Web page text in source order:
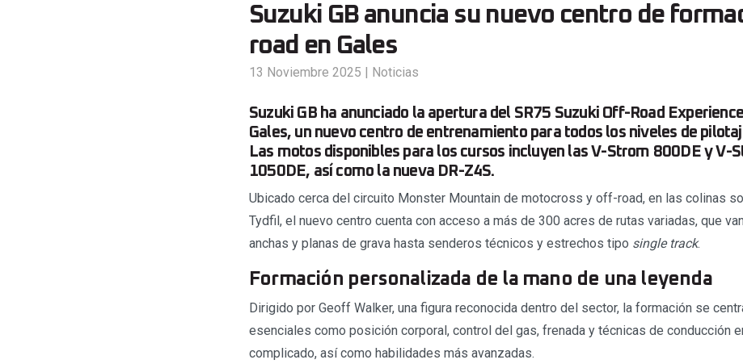
Suzuki GB anuncia su nuevo centro de
road en Gales
13 Noviembre 2025 | Noticias
Suzuki GB ha anunciado la apertura del SR75 Suzuki Off-Road
Gales, un nuevo centro de entrenamiento para todos los niveles de
Las motos disponibles para los cursos incluyen las V-Strom 800DE y V-
1050DE, así como la nueva DR-Z4S.
Ubicado cerca del circuito Monster Mountain de motocross y off-road, en las colinas
Tydfil, el nuevo centro cuenta con acceso a más de 300 acres de rutas variadas, que
anchas y planas de grava hasta senderos técnicos y estrechos tipo single track.
Formación personalizada de la mano de una leyenda
Dirigido por Geoff Walker, una figura reconocida dentro del sector, la formación se
esenciales como posición corporal, control del gas, frenada y técnicas de conducción
complicado, así como habilidades más avanzadas.